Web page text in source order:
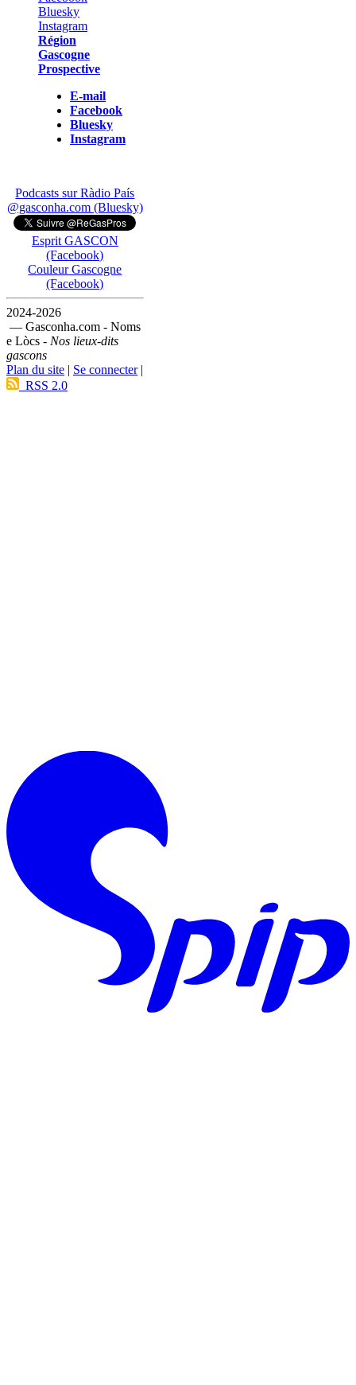
Région
Gascogne
Prospective
E-mail
Facebook
Bluesky
Instagram
Podcasts sur Ràdio País
@gasconha.com (Bluesky)
Esprit GASCON
(Facebook)
Couleur Gascogne
(Facebook)
2024-2026
— Gasconha.com - Noms
e Lòcs - Nos lieux-dits
gascons
Plan du site | Se connecter|
RSS 2.0